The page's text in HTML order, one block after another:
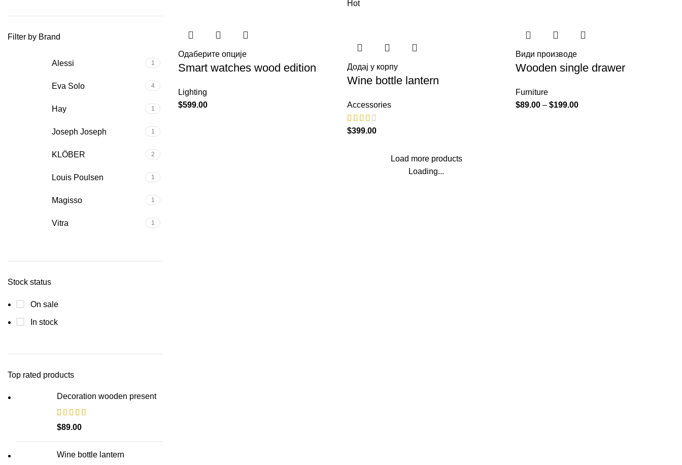
Filter by Brand
Alessi 1
Eva Solo 4
Hay 1
Joseph Joseph 1
KLÖBER 2
Louis Poulsen 1
Magisso 1
Vitra 1
Stock status
On sale
In stock
Top rated products
Decoration wooden present
$89.00
Wine bottle lantern
Одаберите опције
Smart watches wood edition
Lighting
$599.00
Hot
Додај у корпу
Wine bottle lantern
Accessories
$399.00
Види производе
Wooden single drawer
Furniture
$89.00 –$199.00
Load more products
Loading...